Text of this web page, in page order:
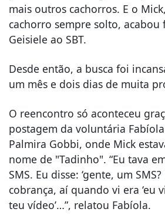
mais outros cachorros. E o
cachorro sempre solto, acabou
Geisiele ao SBT.
Desde então, a busca foi
um mês e dois dias de muita
O reencontro só aconteceu
postagem da voluntária
Palmira Gobbi, onde Mick
nome de "Tadinho". “Eu tava
SMS. Eu disse: ‘gente, um
cobrança, aí quando vi era ‘eu
teu vídeo’…”, relatou Fabíola.